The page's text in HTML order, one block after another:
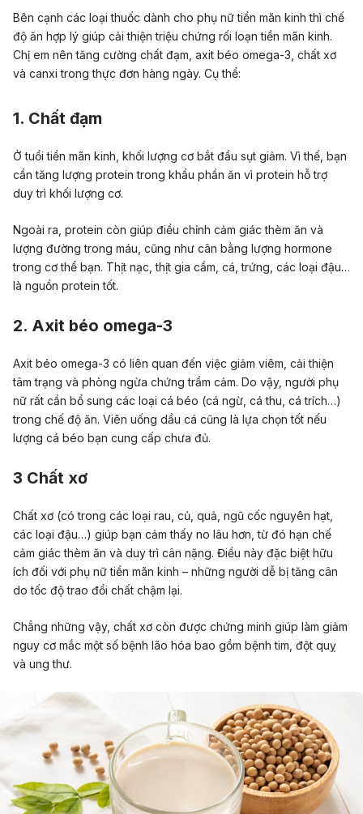
Bên cạnh các loại thuốc dành cho phụ nữ tiền mãn kinh thì chế
độ ăn hợp lý giúp cải thiện triệu chứng rối loạn tiền mãn kinh.
Chị em nên tăng cường chất đạm, axit béo omega-3, chất xơ
và canxi trong thực đơn hàng ngày. Cụ thể:
1. Chất đạm
Ở tuổi tiền mãn kinh, khối lượng cơ bắt đầu sụt giảm. Vì thế, bạn
cần tăng lượng protein trong khẩu phần ăn vì protein hỗ trợ
duy trì khối lượng cơ.
Ngoài ra, protein còn giúp điều chỉnh cảm giác thèm ăn và
lượng đường trong máu, cũng như cân bằng lượng hormone
trong cơ thể bạn. Thịt nạc, thịt gia cầm, cá, trứng, các loại đậu…
là nguồn protein tốt.
2. Axit béo omega-3
Axit béo omega-3 có liên quan đến việc giảm viêm, cải thiện
tâm trạng và phòng ngừa chứng trầm cảm. Do vậy, người phụ
nữ rất cần bổ sung các loại cá béo (cá ngừ, cá thu, cá trích…)
trong chế độ ăn. Viên uống dầu cá cũng là lựa chọn tốt nếu
lượng cá béo bạn cung cấp chưa đủ.
3 Chất xơ
Chất xơ (có trong các loại rau, củ, quả, ngũ cốc nguyên hạt,
các loại đậu…) giúp bạn cảm thấy no lâu hơn, từ đó hạn chế
cảm giác thèm ăn và duy trì cân nặng. Điều này đặc biệt hữu
ích đối với phụ nữ tiền mãn kinh – những người dễ bị tăng cân
do tốc độ trao đổi chất chậm lại.
Chẳng những vậy, chất xơ còn được chứng minh giúp làm giảm
nguy cơ mắc một số bệnh lão hóa bao gồm bệnh tim, đột quỵ
và ung thư.